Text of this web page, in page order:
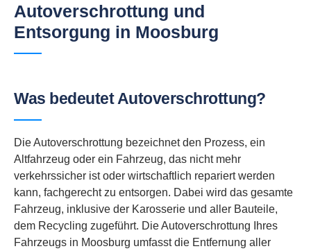
Autoverschrottung und
Entsorgung in Moosburg
Was bedeutet Autoverschrottung?
Die Autoverschrottung bezeichnet den Prozess, ein
Altfahrzeug oder ein Fahrzeug, das nicht mehr
verkehrssicher ist oder wirtschaftlich repariert werden
kann, fachgerecht zu entsorgen. Dabei wird das gesamte
Fahrzeug, inklusive der Karosserie und aller Bauteile,
dem Recycling zugeführt. Die Autoverschrottung Ihres
Fahrzeugs in Moosburg umfasst die Entfernung aller